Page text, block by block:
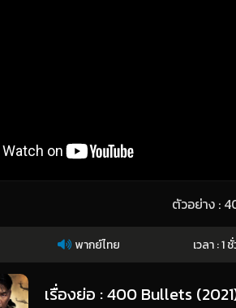
ตัวอย่าง :
พากย์ไทย เวลา : 1
เรื่องย่อ : 400 Bullets